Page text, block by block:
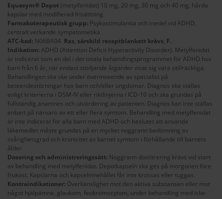
Equasym® Depot (metylfenidat) 10 mg, 20 mg, 30 mg och 40 mg, hårda
kapslar med modifierad frisättning.
Farmakoterapeutisk grupp: Psykostimulantia och medel vid ADHD,
centralt verkande sympatometika.
ATC-kod: N06BA04. Rxs, särskild receptblankett krävs, F.
Indikation: ADHD (Attention Deficit Hyperactivity Disorder). Metylfenidat
är indicerat som en del i det totala behandlingsprogrammet för ADHD hos
barn från 6 år, när endast stödjande åtgärder visat sig vara otillräckliga.
Behandlingen ska ske under överinseende av specialist på
beteendestörningar hos barn och/eller ungdomar. Diagnos ska ställas
enligt kriterierna i DSM-IV eller riktlinjerna i ICD-10 och ska grundas på
fullständig anamnes och utvärdering av patienten. Diagnos kan inte ställas
enbart på närvaro av ett eller flera symtom. Behandling med metylfenidat
är inte indicerat för alla barn med ADHD och beslutet att använda
läkemedlet måste grundas på en mycket noggrann bedömning av
svårighetsgrad och kronicitet av barnet symtom i förhållande till barnets
ålder.
Dosering och administreringssätt: Noggrann dostitrering krävs vid start
av behandling med metylfenidat. Depotkapseln ska ges på morgonen före
frukost. Kapslarna och kapselinnehållet får inte krossas eller tuggas.
Kontraindikationer: Överkänslighet mot den aktiva substansen eller mot
något hjälpämne, glaukom, feokromocytom, under behandling med icke-